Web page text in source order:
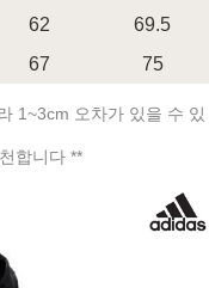
62 69.5
67 75
1~3cm 오차가 있을 수 있
합니다 **